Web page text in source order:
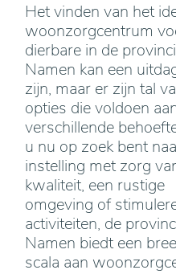
Het vinden van het
woonzorgcentrum
dierbare in de
Namen kan een
zijn, maar er zijn tal
opties die voldoen
verschillende
u nu op zoek bent
instelling met zorg
kwaliteit, een rustige
omgeving of
activiteiten, de
Namen biedt een
scala aan